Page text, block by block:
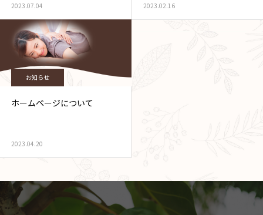
2023.07.04 2023.02.16
お知らせ
ホームページについて
2023.04.20